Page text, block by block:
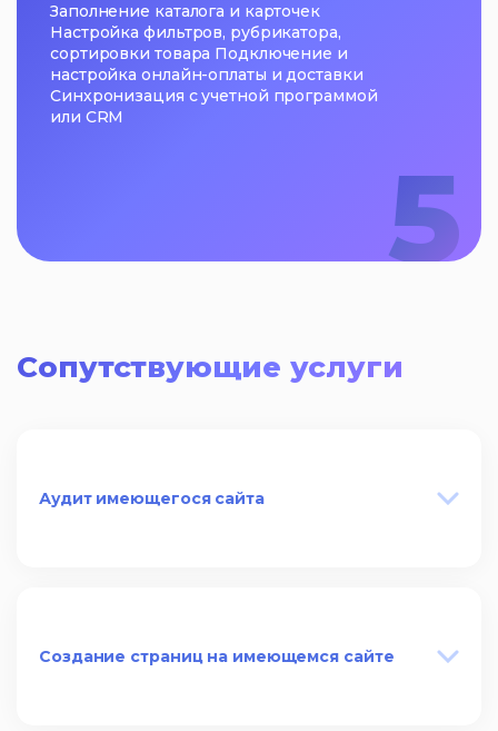
Заполнение каталога и карточек
Настройка фильтров, рубрикатора,
сортировки товара Подключение и
настройка онлайн-оплаты и доставки
Синхронизация с учетной программой
или CRM
5
Сопутствующие услуги
Аудит имеющегося сайта
Создание страниц на имеющемся сайте